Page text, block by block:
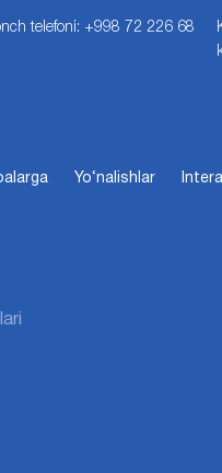
telefoni: +998 72 226 68
Yo‘nalishlar